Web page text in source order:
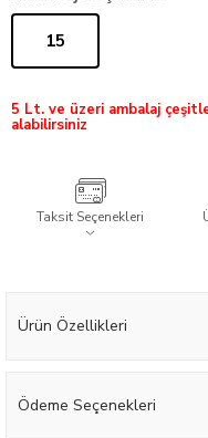
15
5 Lt. ve üzeri ambalaj
alabilirsiniz
Taksit Seçenekleri
Ürün Özellikleri
Ödeme Seçenekleri